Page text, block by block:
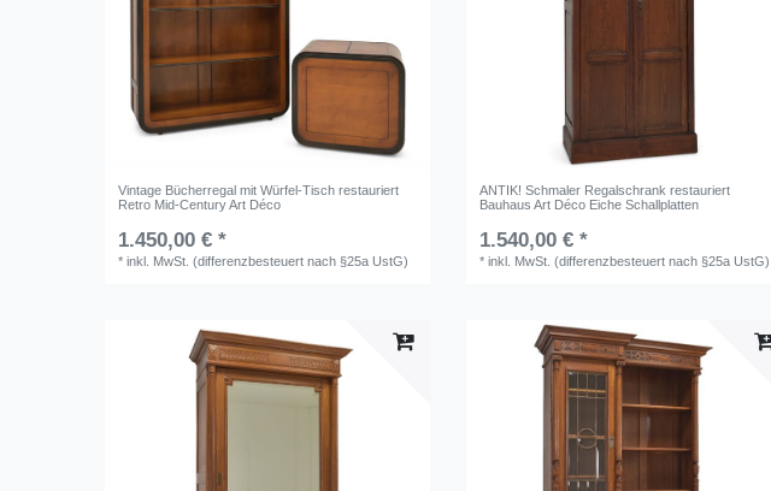
Vintage Bücherregal mit Würfel-Tisch restauriert
Retro Mid-Century Art Déco
1.450,00 € *
*inkl. MwSt. (differenzbesteuert nach §25a UstG)
ANTIK! Schmaler Regalschrank restauriert
Bauhaus Art Déco Eiche Schallplatten
1.540,00 € *
*inkl. MwSt. (differenzbesteuert nach §25a UstG)